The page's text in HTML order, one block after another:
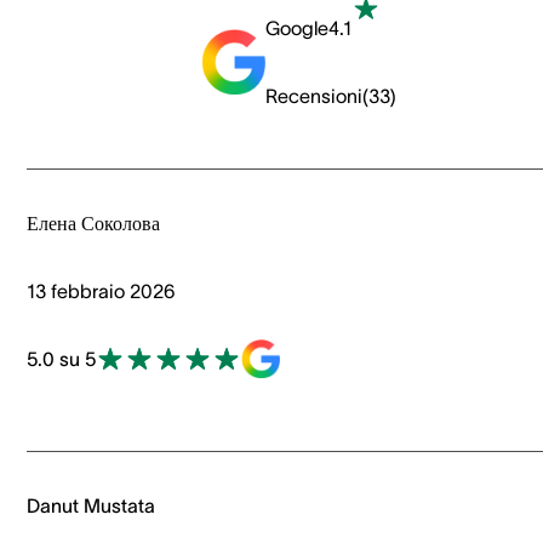
Google4.1
Recensioni(33)
Елена Соколова
13 febbraio 2026
5.0 su 5
Danut Mustata